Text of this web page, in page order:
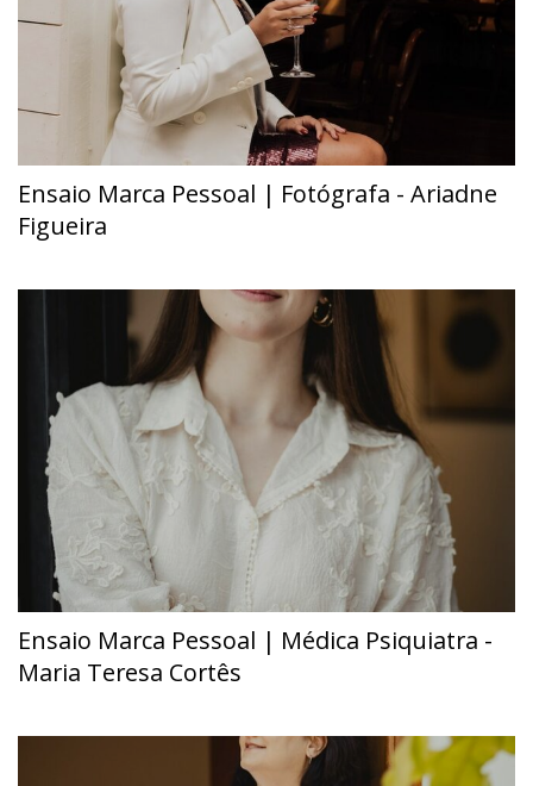
Ensaio Marca Pessoal | Fotógrafa - Ariadne
Figueira
Ensaio Marca Pessoal | Médica Psiquiatra -
Maria Teresa Cortês